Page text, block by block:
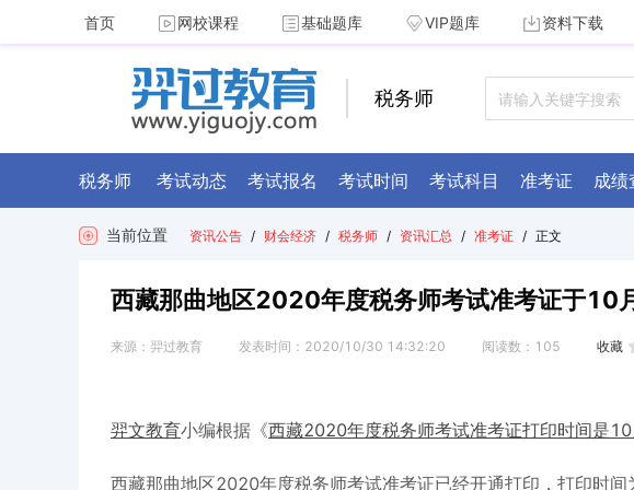
首页 网校课程 基础题库 VIP题库 资料下载
税务师
税务师 考试动态 考试报名 考试时间 考试科目 准考证 成绩
当前位置 资讯公告 / 财会经济 / 税务师 / 资讯汇总 / 准考证 / 正文
西藏那曲地区2020年度税务师考试准考证于10
来源： 羿过教育 发表时间： 2020/10/30 14:32:20 阅读数： 105 收藏
羿文教育小编根据《西藏2020年度税务师考试准考证打印时间是
西藏那曲地区2020年度税务师考试准考证已经开通打印，打印时